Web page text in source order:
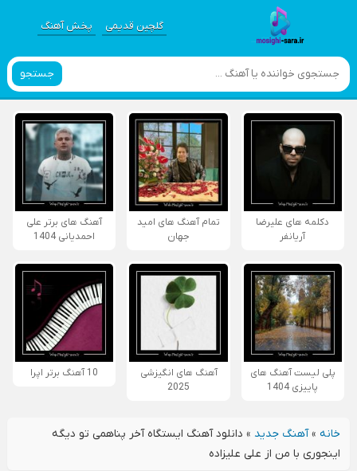
گلچین قدیمی پخش آهنگ
جستجو
دکلمه های علیرضا
آریانفر
تمام آهنگ های امید
جهان
آهنگ های برتر علی
احمدیانی 1404
پلی لیست آهنگ های
پاییزی 1404
آهنگ های انگیزشی
2025
10 آهنگ برتر اپرا
خانه»آهنگ جدید » دانلود آهنگ ایستگاه آخر پناهمی تو دیگه
اینجوری با من از علی علیزاده